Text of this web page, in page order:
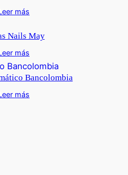
más
Nails May
más
Bancolombia
más